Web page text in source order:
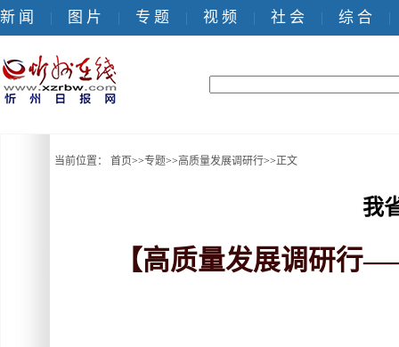
新 闻 | 图 片 | 专 题 | 视 频 | 社 会 | 综 合 |
当前位置： 首页>>专题>>高质量发展调研行>>正文
我
【高质量发展调研行